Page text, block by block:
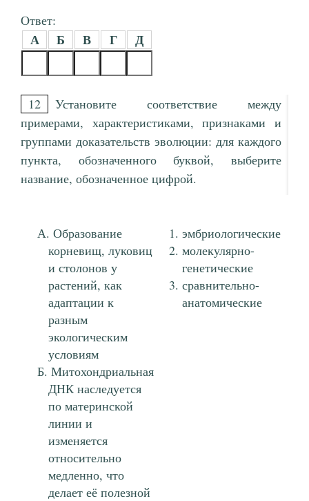
Ответ:
А Б В Г Д
12
Установите соответствие между
примерами, характеристиками, признаками и
группами доказательств эволюции: для каждого
пункта, обозначенного буквой, выберите
название, обозначенное цифрой.
Образование
корневищ, луковиц
и столонов у
растений, как
адаптации к
разным
экологическим
условиям
Митохондриальная
ДНК наследуется
по материнской
линии и
изменяется
относительно
медленно, что
делает её полезной
эмбриологические
молекулярно-
генетические
сравнительно-
анатомические